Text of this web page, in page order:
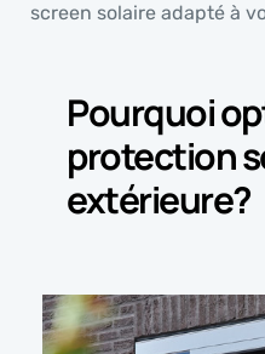
screen solaire adapté à
Pourquoi
protection
extérieure?